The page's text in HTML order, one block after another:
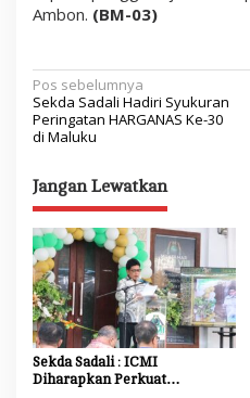
Ambon. (BM-03)
N
a
v
i
g
a
s
i
p
o
Pos sebelumnya
Sekda Sadali Hadiri Syukuran
Peringatan HARGANAS Ke-30
di Maluku
Jangan Lewatkan
Sekda Sadali : ICMI
Diharapkan Perkuat